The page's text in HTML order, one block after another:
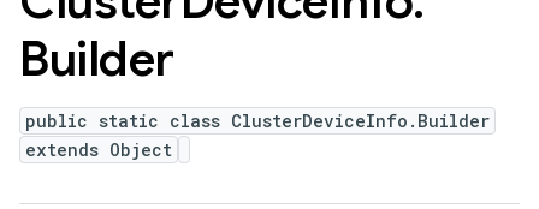
Builder
public static class ClusterDeviceInfo.Builder
extends Object